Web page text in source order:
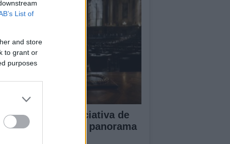
List of
and store
to grant or
purposes
impacto de la iniciativa de
Rufián en el panorama